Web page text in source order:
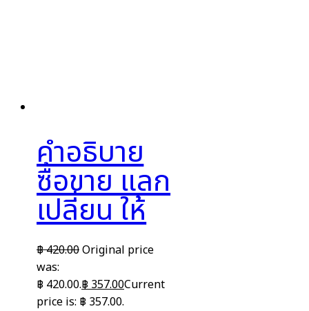
คำอธิบาย
ซื้อขาย แลก
เปลี่ยน ให้
฿420.00Original price
was:
฿ 420.00.฿357.00Current
price is: ฿ 357.00.